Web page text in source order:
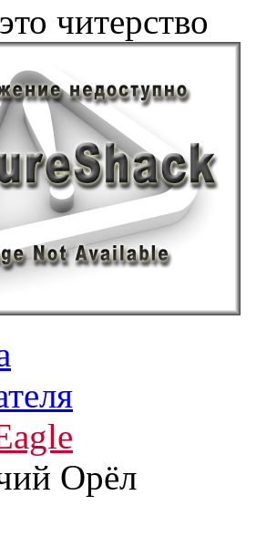
читерство
Орёл